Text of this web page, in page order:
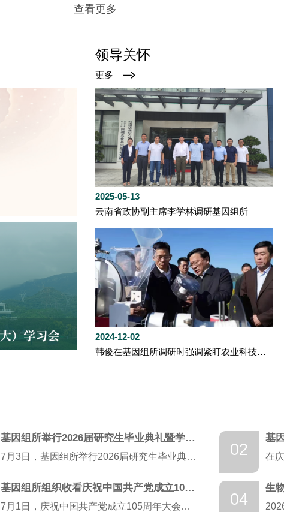
查看更多
领导关怀
更多
2025-05-13
云南省政协副主席李学林调研基因组所
2024-12-02
韩俊在基因组所调研时强调紧盯农业科技前沿领域 加快农业关键核心技术攻关
基因组所举行2026届研究生毕业典礼暨学位授予仪式
02
基因组所组织收看庆祝中国共产党成立105周年大会直播
7月1日，庆祝中国共产党成立105周年大会在人民大会堂隆重举行。基因组所各党支部组织党员通过集中、自行等多种方式收看大会直播。 上午10时，大会在雄壮的国歌声中拉开序幕。中共中央总书记... 04